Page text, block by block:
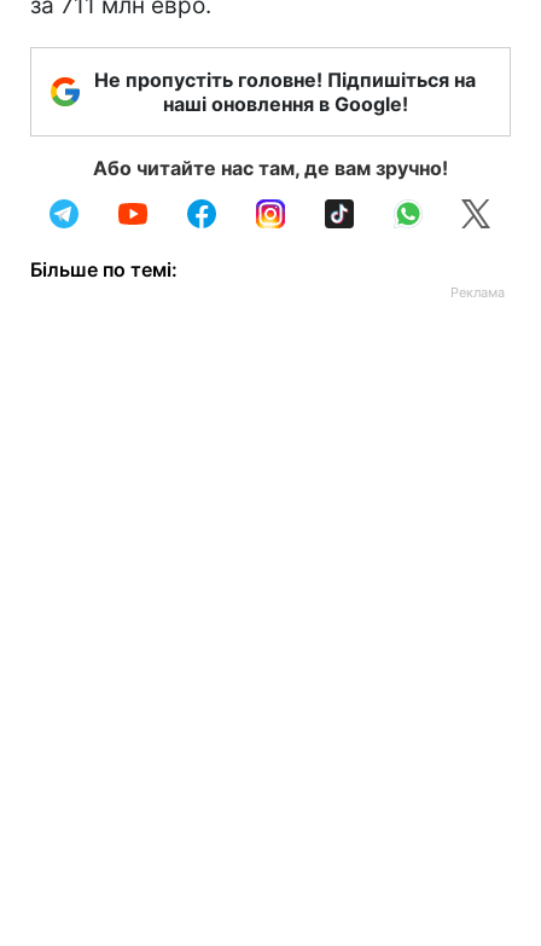
Не пропустіть головне! Підпишіться на
наші оновлення в Google!
Або читайте нас там, де вам зручно!
Більше по темі: